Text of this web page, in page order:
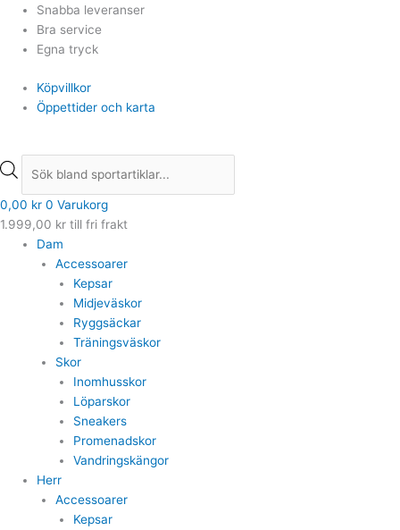
Hoppa
innehåll
Snabba leveranser
Bra service
Egna tryck
Köpvillkor
Öppettider och karta
Products
search
0,00 kr 0 Varukorg
1.999,00 kr till fri frakt
Dam
Accessoarer
Kepsar
Midjeväskor
Ryggsäckar
Träningsväskor
Skor
Inomhusskor
Löparskor
Sneakers
Promenadskor
Vandringskängor
Herr
Accessoarer
Kepsar
Products
search
Det
ursprungliga
priset
549,00 kr.
Det
Det
ursprungliga
priset
1.099,00 kr.
Det
Det
ursprungliga
priset
1.899,00 kr.
Det